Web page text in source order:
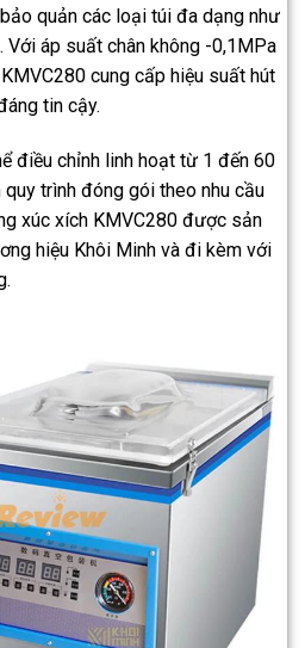
quản các loại túi đa dạng như
Với áp suất chân không -0,1MPa
cung cấp hiệu suất hút
tin cậy.
điều chỉnh linh hoạt từ 1 đến 60
trình đóng gói theo nhu cầu
xúc xích KMVC280 được sản
hiệu Khôi Minh và đi kèm với